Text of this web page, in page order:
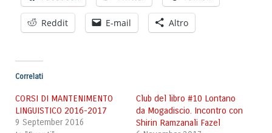
Reddit E-mail Altro
Correlati
CORSI DI MANTENIMENTO
LINGUISTICO 2016-2017
9 September 2016
Club del libro #10 Lontano
da Mogadiscio. Incontro con
Shirin Ramzanali Fazel